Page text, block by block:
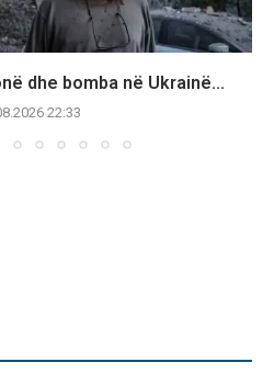
dhe bomba në Ukrainë...
22:33